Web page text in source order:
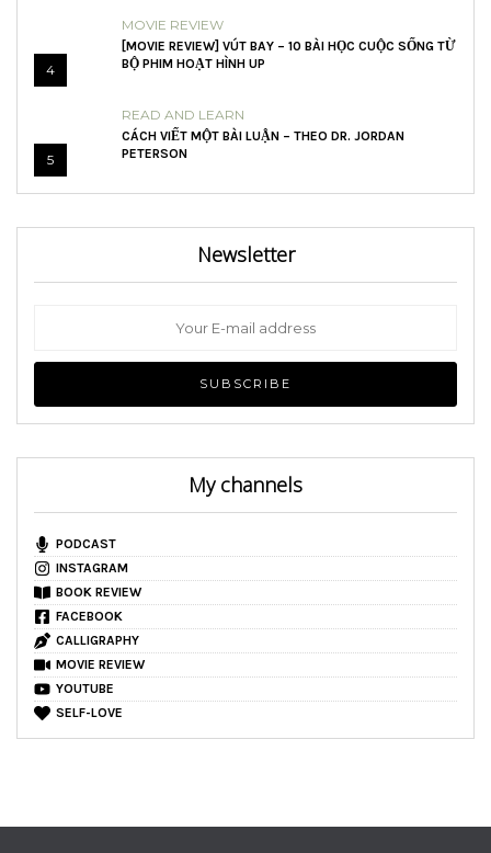
4
MOVIE REVIEW
[MOVIE REVIEW] VÚT BAY – 10 BÀI HỌC CUỘC SỐNG TỪ
BỘ PHIM HOẠT HÌNH UP
5
READ AND LEARN
CÁCH VIẾT MỘT BÀI LUẬN – THEO DR. JORDAN
PETERSON
Newsletter
My channels
PODCAST
INSTAGRAM
BOOK REVIEW
FACEBOOK
CALLIGRAPHY
MOVIE REVIEW
YOUTUBE
SELF-LOVE